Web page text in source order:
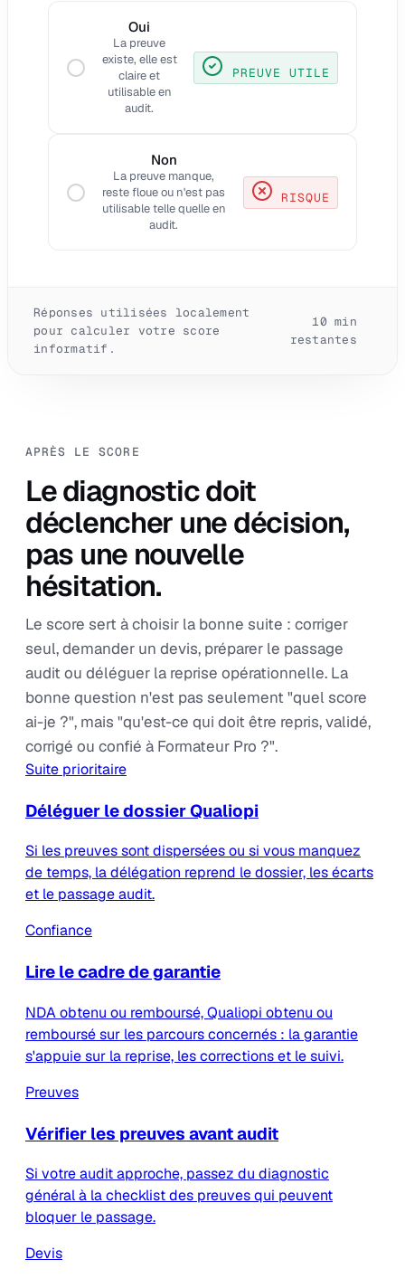
Oui
La preuve
existe, elle est
claire et
utilisable en
audit.
PREUVE UTILE
Non
La preuve manque,
reste floue ou n'est pas
utilisable telle quelle en
audit.
RISQUE
Réponses utilisées localement
pour calculer votre score
informatif.
10 min
restantes
APRÈS LE SCORE
Le diagnostic doit
déclencher une décision,
pas une nouvelle
hésitation.
Le score sert à choisir la bonne suite : corriger
seul, demander un devis, préparer le passage
audit ou déléguer la reprise opérationnelle. La
bonne question n'est pas seulement "quel score
ai-je ?", mais "qu'est-ce qui doit être repris, validé,
corrigé ou confié à Formateur Pro ?".
Suite prioritaire
Déléguer le dossier Qualiopi
Si les preuves sont dispersées ou si vous manquez
de temps, la délégation reprend le dossier, les écarts
et le passage audit.
Confiance
Lire le cadre de garantie
NDA obtenu ou remboursé, Qualiopi obtenu ou
remboursé sur les parcours concernés : la garantie
s'appuie sur la reprise, les corrections et le suivi.
Preuves
Vérifier les preuves avant audit
Si votre audit approche, passez du diagnostic
général à la checklist des preuves qui peuvent
bloquer le passage.
Devis